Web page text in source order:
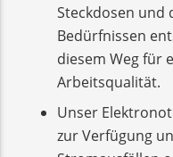
Steckdosen und
Bedürfnissen
diesem Weg für
Arbeitsqualität.
Unser
zur Verfügung